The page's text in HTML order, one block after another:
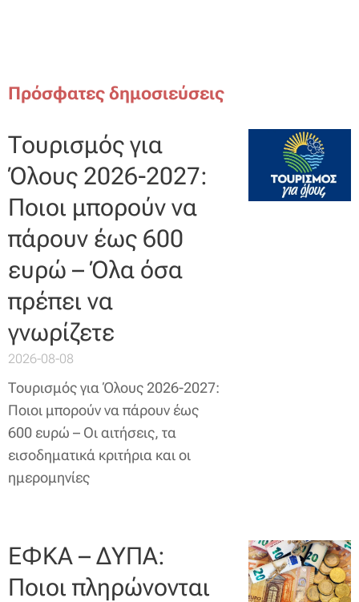
Πρόσφατες δημοσιεύσεις
Τουρισμός για
Όλους 2026-2027:
Ποιοι μπορούν να
πάρουν έως 600
ευρώ – Όλα όσα
πρέπει να
γνωρίζετε
2026-08-08
Τουρισμός για Όλους 2026-2027:
Ποιοι μπορούν να πάρουν έως
600 ευρώ – Οι αιτήσεις, τα
εισοδηματικά κριτήρια και οι
ημερομηνίες
ΕΦΚΑ – ΔΥΠΑ:
Ποιοι πληρώνονται